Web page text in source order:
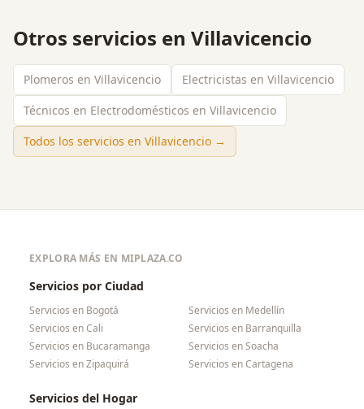
Otros servicios en Villavicencio
Plomeros en Villavicencio
Electricistas en Villavicencio
Técnicos en Electrodomésticos en Villavicencio
Todos los servicios en Villavicencio →
EXPLORA MÁS EN MIPLAZA.CO
Servicios por Ciudad
Servicios en Bogotá Servicios en Medellín
Servicios enCali Servicios en Barranquilla
Servicios en Bucaramanga Servicios enSoacha
Servicios enZipaquirá Servicios enCartagena
Servicios del Hogar